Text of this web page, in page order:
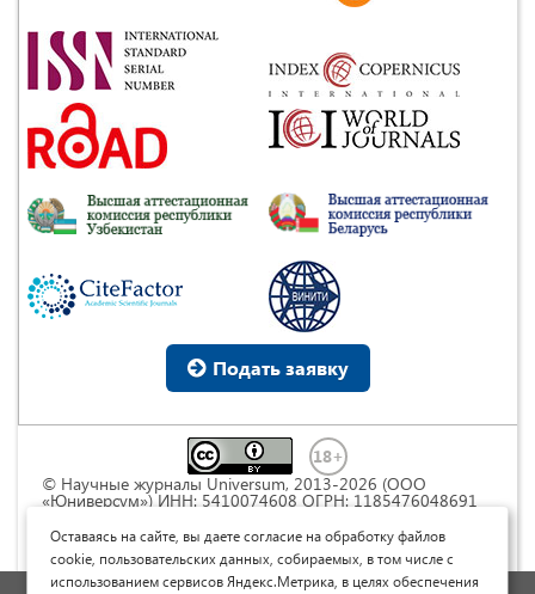
Подать заявку
© Научные журналы Universum, 2013-2026 (ООО
«Юниверсум») ИНН: 5410074608 ОГРН: 1185476048691
Commons « Attribution» («Атрибуция») 4.0
Непортированная
Оставаясь на сайте, вы даете согласие на обработку файлов
cookie, пользовательских данных, собираемых, в том числе с
использованием сервисов Яндекс.Метрика, в целях обеспечения